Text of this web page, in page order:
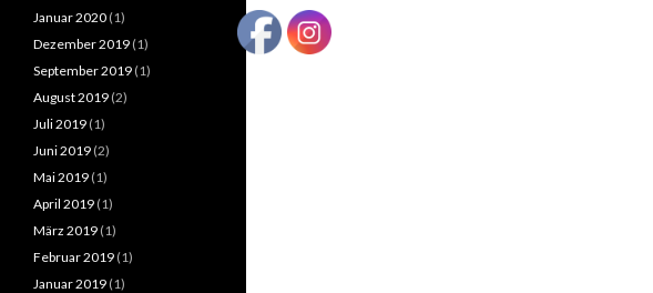
Januar 2020 (1)
Dezember 2019 (1)
September 2019 (1)
August 2019 (2)
Juli 2019 (1)
Juni 2019 (2)
Mai 2019 (1)
April 2019 (1)
März 2019 (1)
Februar 2019 (1)
Januar 2019 (1)